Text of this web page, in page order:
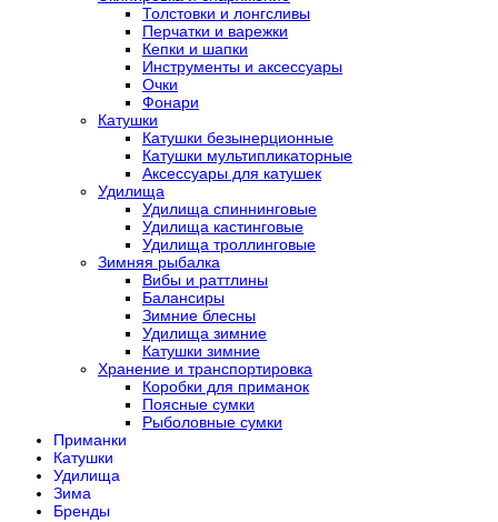
Толстовки и лонгсливы
Перчатки и варежки
Кепки и шапки
Инструменты и аксессуары
Очки
Фонари
Катушки
Катушки безынерционные
Катушки мультипликаторные
Аксессуары для катушек
Удилища
Удилища спиннинговые
Удилища кастинговые
Удилища троллинговые
Зимняя рыбалка
Вибы и раттлины
Балансиры
Зимние блесны
Удилища зимние
Катушки зимние
Хранение и транспортировка
Коробки для приманок
Поясные сумки
Рыболовные сумки
Приманки
Катушки
Удилища
Зима
Бренды